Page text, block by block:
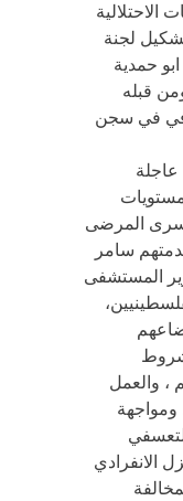
الاحتلالية
لجنة
حمدية
قبله
في سجن
المرضى
سامر
المستشفى
، والعمل
الانفرادي